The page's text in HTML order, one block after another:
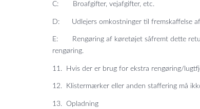
C: Broafgifter, vejafgifter, etc.
D: Udlejers omkostninger til fremskaffelse af
E: Rengøring af køretøjet såfremt dette
rengøring.
11. Hvis der er brug for ekstra rengøring/
12. Klistermærker eller anden staffering må
13. Opladning